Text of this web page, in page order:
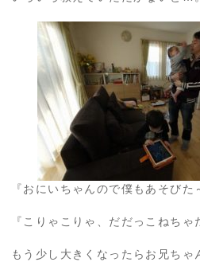
『おにいちゃんので僕もあそびた
『こりゃこりゃ、だだっこねちゃ
もう少し大きくなったらお兄ちゃ